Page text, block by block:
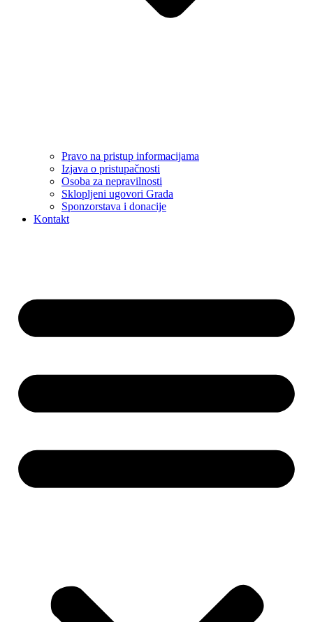
Pravo na pristup informacijama
Izjava o pristupačnosti
Osoba za nepravilnosti
Sklopljeni ugovori Grada
Sponzorstava i donacije
Kontakt